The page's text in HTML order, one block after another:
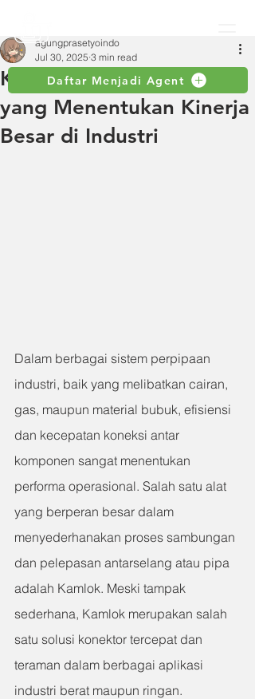
Daftar Menjadi Agent
Kamlok: Komponen Kecil
yang Menentukan Kinerja
Besar di Industri
agungprasetyoindo
Jul 30, 2025 3 min read
Dalam berbagai sistem perpipaan
industri, baik yang melibatkan cairan,
gas, maupun material bubuk, efisiensi
dan kecepatan koneksi antar
komponen sangat menentukan
performa operasional. Salah satu alat
yang berperan besar dalam
menyederhanakan proses sambungan
dan pelepasan antarselang atau pipa
adalah Kamlok. Meski tampak
sederhana, Kamlok merupakan salah
satu solusi konektor tercepat dan
teraman dalam berbagai aplikasi
industri berat maupun ringan.